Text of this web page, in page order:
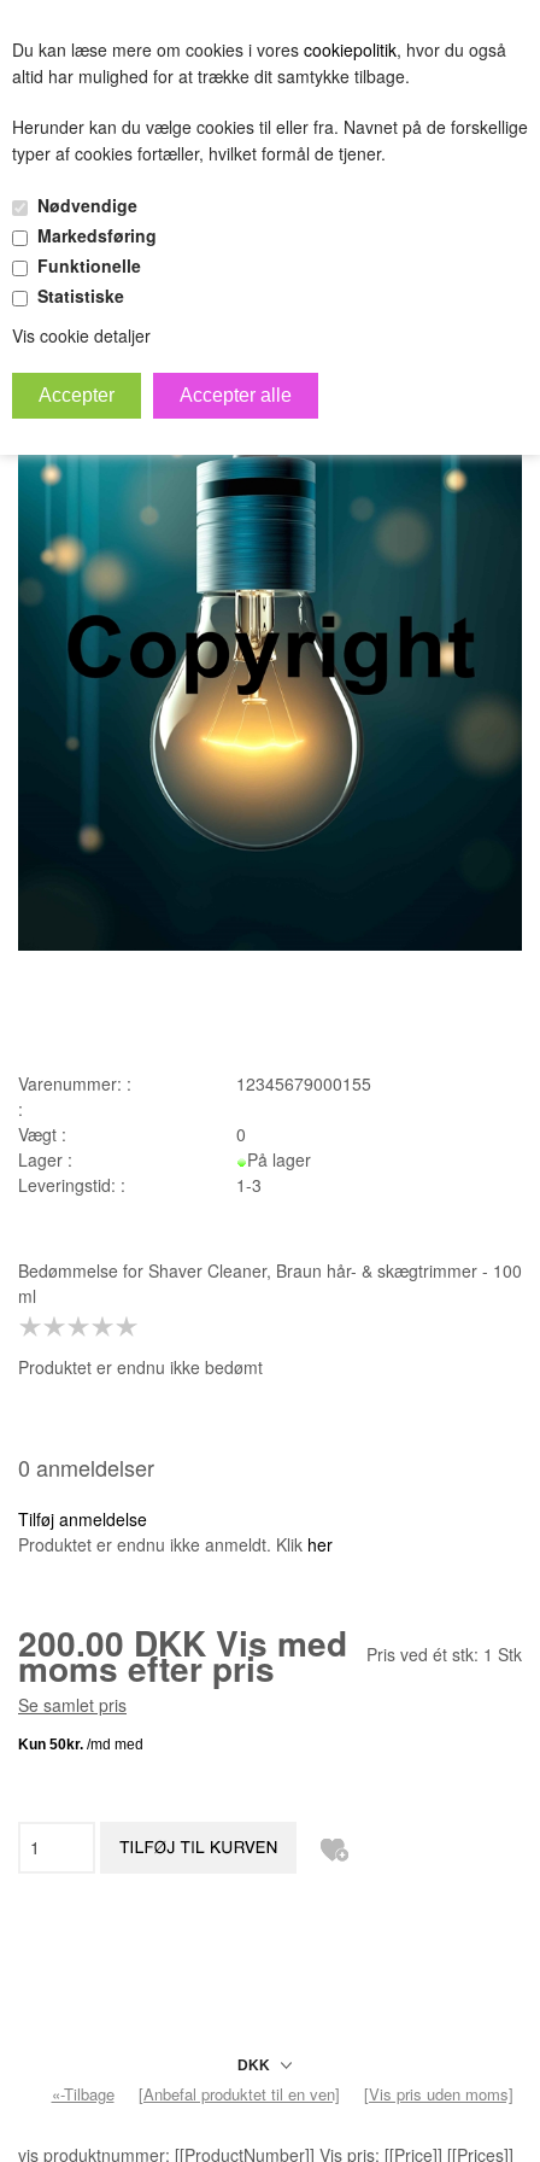
Du kan læse mere om cookies i vores cookiepolitik, hvor du også
altid har mulighed for at trække dit samtykke tilbage.
Herunder kan du vælge cookies til eller fra. Navnet på de forskellige
typer af cookies fortæller, hvilket formål de tjener.
Nødvendige
Markedsføring
Funktionelle
Statistiske
Vis cookie detaljer
(0.00 DKK)
Shaver Cleaner, Braun hår-
& skægtrimmer - 100 ml
Forside
Varenummer: :
12345679000155
:
Vægt :
0
Lager :
På lager
Leveringstid: :
1-3
Bedømmelse for Shaver Cleaner, Braun hår- & skægtrimmer - 100
ml
Produktet er endnu ikke bedømt
0 anmeldelser
Tilføj anmeldelse
Produktet er endnu ikke anmeldt. Klik her
200.00 DKKVis med
moms efter pris Pris ved ét stk: 1 Stk
Se samlet pris
«-Tilbage [Anbefal produktet til en ven] [Vis pris uden moms]
vis produktnummer: [[ProductNumber]] Vis pris: [[Price]] [[Prices]]